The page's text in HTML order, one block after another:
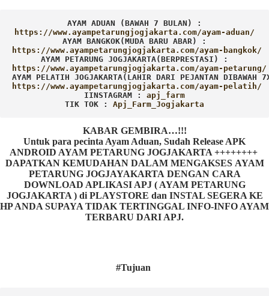
AYAM ADUAN (BAWAH 7 BULAN) :
AYAM BANGKOK(MUDA BARU ABAR) :
AYAM PETARUNG JOGJAKARTA(BERPRESTASI) :
AYAM PELATIH JOGJAKARTA(LAHIR DARI PEJANTAN DIBAWAH
IINSTAGRAM :
TIK TOK : Apj_Farm_Jogjakarta
KABAR GEMBIRA…!!!
Untuk para pecinta Ayam Aduan, Sudah Release APK
ANDROID AYAM PETARUNG JOGJAKARTA ++++++++
DAPATKAN KEMUDAHAN DALAM MENGAKSES AYAM
PETARUNG JOGJAYAKARTA DENGAN CARA
DOWNLOAD APLIKASI APJ ( AYAM PETARUNG
JOGJAKARTA ) di PLAYSTORE dan INSTAL SEGERA KE
HP ANDA SUPAYA TIDAK TERTINGGAL INFO-INFO AYAM
TERBARU DARI APJ.
#Tujuan